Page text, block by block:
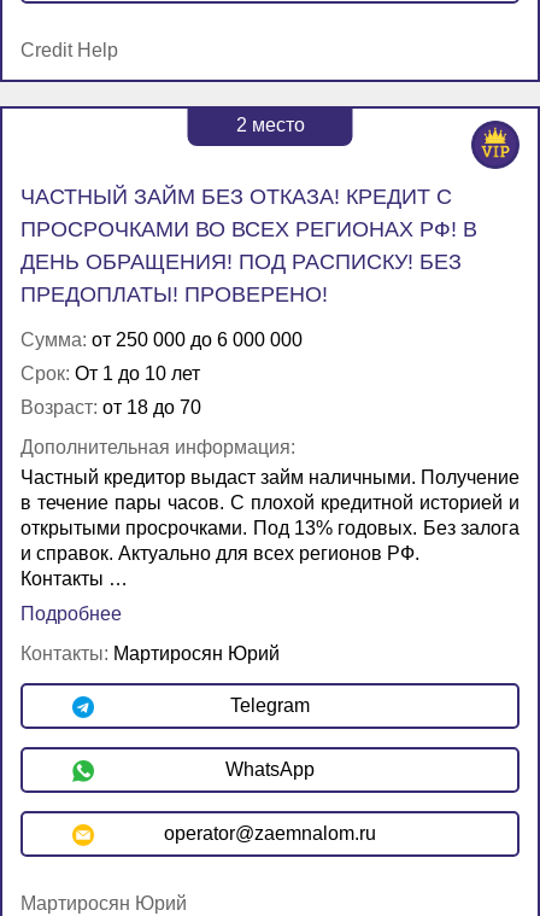
Credit Help
2 место
ЧАСТНЫЙ ЗАЙМ БЕЗ ОТКАЗА! КРЕДИТ С
ПРОСРОЧКАМИ ВО ВСЕХ РЕГИОНАХ РФ! В
ДЕНЬ ОБРАЩЕНИЯ! ПОД РАСПИСКУ! БЕЗ
ПРЕДОПЛАТЫ! ПРОВЕРЕНО!
Сумма: от 250 000 до 6 000 000
Срок: От 1 до 10 лет
Возраст: от 18 до 70
Дополнительная информация:
Частный кредитор выдаст займ наличными. Получение
в течение пары часов. С плохой кредитной историей и
открытыми просрочками. Под 13% годовых. Без залога
и справок. Актуально для всех регионов РФ.
Контакты …
Подробнее
Контакты: Мартиросян Юрий
Telegram
WhatsApp
operator@zaemnalom.ru
Мартиросян Юрий